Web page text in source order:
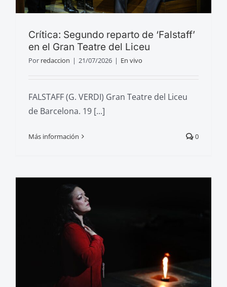
Crítica: Segundo reparto de ‘Falstaff’
en el Gran Teatre del Liceu
Por redaccion | 21/07/2026 | En vivo
FALSTAFF (G. VERDI) Gran Teatre del Liceu
de Barcelona. 19 [...]
Más información 0